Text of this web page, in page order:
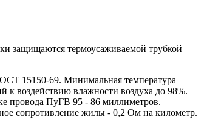
защищаются термоусаживаемой трубкой
15150-69. Минимальная температура
воздействию влажности воздуха до 98%.
провода ПуГВ 95 - 86 миллиметров.
сопротивление жилы - 0,2 Ом на километр.